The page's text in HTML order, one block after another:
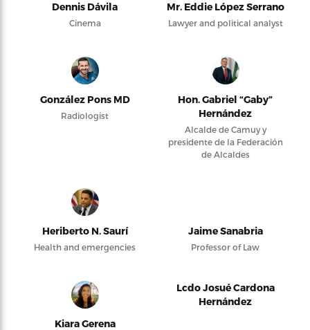
Dennis Dávila
Cinema
Mr. Eddie López Serrano
Lawyer and political analyst
González Pons MD
Radiologist
Hon. Gabriel “Gaby”
Hernández
Alcalde de Camuy y
presidente de la Federación
de Alcaldes
Heriberto N. Saurí
Health and emergencies
Jaime Sanabria
Professor of Law
Kiara Gerena
Lcdo Josué Cardona
Hernández